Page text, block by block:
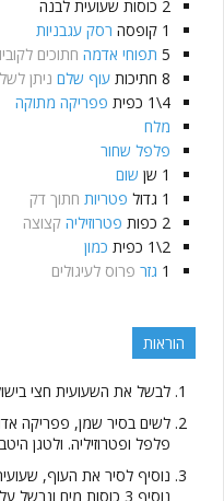
2 כוסות שעועית לבנה
1 קופסה רסק עגבניות
5 תפוחי אדמה חתוכים
8 חתיכות עוף שלם ניתן
4\1
כפית פפריקה מתוקה
מלח
פלפל שחור
1 שן שום
1 גדול פטריות חתוך דק
2 כפות פטרוזיליה קצוצה
2\1
כפית כמון
1 גזר פרוס לעיגולים
הוראות
לבשל את השעועית חצי
לשים בסיר שמן, פפריקה
פלפל ופטרוזיליה. ולטגן
נוסיף לסיר את העוף,